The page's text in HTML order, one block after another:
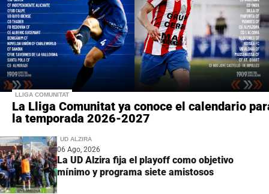
LLIGA COMUNITAT
La Lliga Comunitat ya conoce el calendario
la temporada 2026-2027
UD ALZIRA
06 Ago, 2026
La UD Alzira fija el playoff como objetivo
mínimo y programa siete amistosos